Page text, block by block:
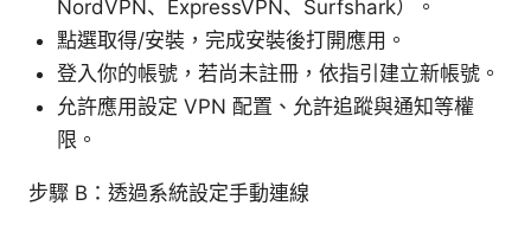
NordVPN、ExpressVPN、Surfshark）。
點選取得/安裝，完成安裝後打開應用。
登入你的帳號，若尚未註冊，依指引建立新帳號。
允許應用設定 VPN 配置、允許追蹤與通知等權
限。
步驟 B：透過系統設定手動連線